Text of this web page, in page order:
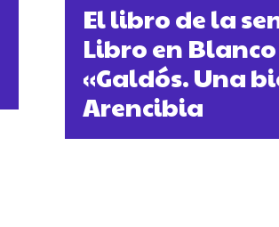
El libro de la
Libro en
«Galdós. Una
Arencibia